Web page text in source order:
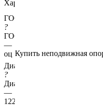
Купить неподвижная
Характеристики
ГОСТ несущей трубы
?
ГОСТ основной трубы
—
оц 10704
Диаметр трубы, мм
?
Диаметр основной трубы
—
1220